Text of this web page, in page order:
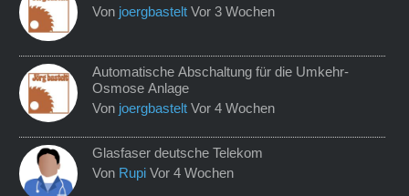
Von joergbastelt Vor 3 Wochen
Automatische Abschaltung für die Umkehr-
Osmose Anlage
Von joergbastelt Vor 4 Wochen
Glasfaser deutsche Telekom
Von Rupi Vor 4 Wochen